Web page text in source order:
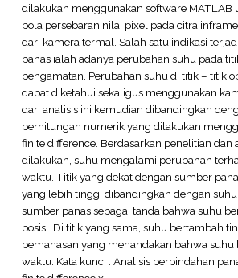
dilakukan menggunakan software MATLAB
pola persebaran nilai pixel pada citra
dari kamera termal. Salah satu indikasi
panas ialah adanya perubahan suhu pada
pengamatan. Perubahan suhu di titik – titik
dapat diketahui sekaligus menggunakan
dari analisis ini kemudian dibandingkan
perhitungan numerik yang dilakukan
finite difference. Berdasarkan penelitian dan
dilakukan, suhu mengalami perubahan
waktu. Titik yang dekat dengan sumber
yang lebih tinggi dibandingkan dengan
sumber panas sebagai tanda bahwa suhu
posisi. Di titik yang sama, suhu bertambah
pemanasan yang menandakan bahwa suhu
waktu. Kata kunci : Analisis perpindahan